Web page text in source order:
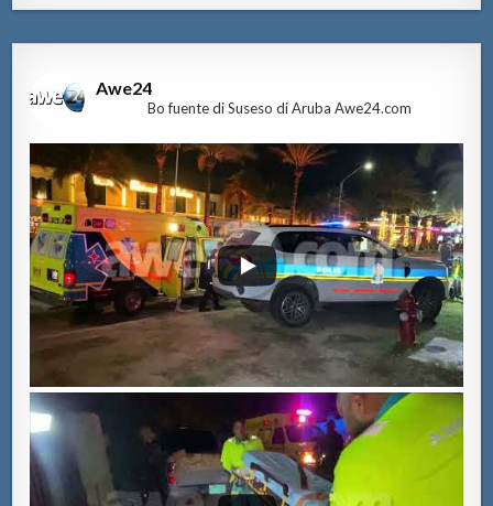
Awe24
Bo fuente di Suseso di Aruba Awe24.com